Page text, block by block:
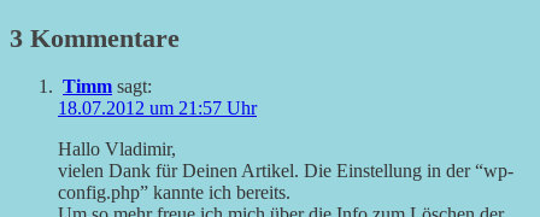
3 Kommentare
Timm sagt:
18.07.2012 um 21:57 Uhr
Hallo Vladimir,
vielen Dank für Deinen Artikel. Die Einstellung in der “wp-
config.php” kannte ich bereits.